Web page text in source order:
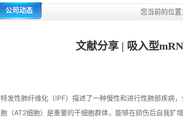
公司动态 您当前的位置
文献分享 | 吸入型
特发性肺纤维化（IPF）描述了一种慢性和进行性肺部疾病
胞（AT2细胞）是重要的干细胞群体，能够在损伤后自我扩